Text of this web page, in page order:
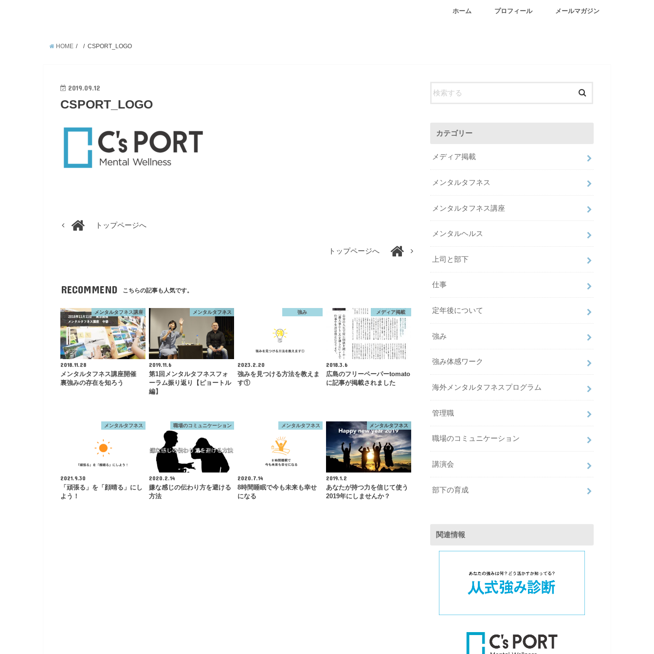
ホーム プロフィール メールマガジン
HOME CSPORT_LOGO
2019.09.12
CSPORT_LOGO
トップページへ
トップページへ
RECOMMEND こちらの記事も人気です。
メンタルタフネス講座
2018.11.28
メンタルタフネス講座開催
裏強みの存在を知ろう
メンタルタフネス
2019.11.6
第1回メンタルタフネスフォ
ーラム振り返り【ピョートル
編】
強み
2023.2.20
強みを見つける方法を教えま
す①
メディア掲載
2018.3.6
広島のフリーペーパーtomato
に記事が掲載されました
メンタルタフネス
2021.9.30
「頑張る」を「顔晴る」にし
よう！
職場のコミュニケーション
2020.2.14
嫌な感じの伝わり方を避ける
方法
メンタルタフネス
2020.7.14
8時間睡眠で今も未来も幸せ
になる
メンタルタフネス
2019.1.2
あなたが持つ力を信じて使う
2019年にしませんか？
カテゴリー
メディア掲載
メンタルタフネス
メンタルタフネス講座
メンタルヘルス
上司と部下
仕事
定年後について
強み
強み体感ワーク
海外メンタルタフネスプログラム
管理職
職場のコミュニケーション
講演会
部下の育成
関連情報